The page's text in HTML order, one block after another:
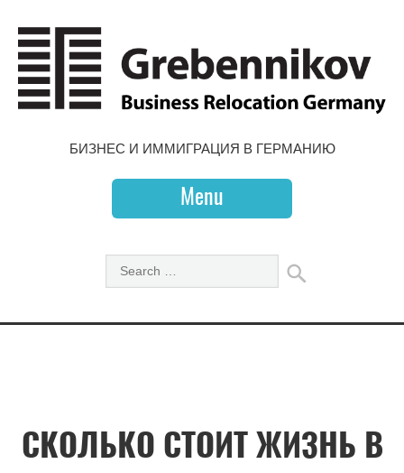
БИЗНЕС И ИММИГРАЦИЯ В ГЕРМАНИЮ
Menu
СКОЛЬКО СТОИТ ЖИЗНЬ В